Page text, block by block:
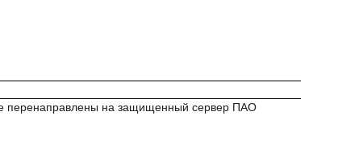
перенаправлены на защищенный сервер ПАО